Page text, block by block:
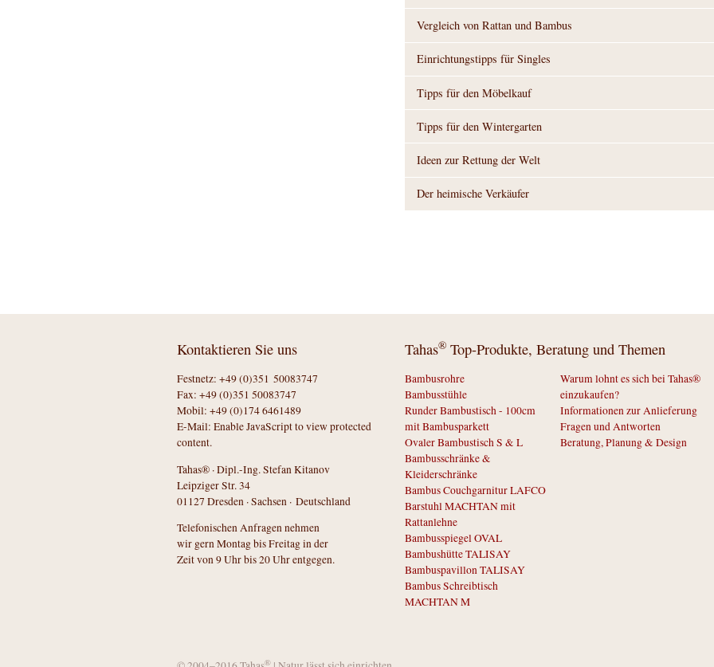
Vergleich von Rattan und Bambus
Einrichtungstipps für Singles
Tipps für den Möbelkauf
Tipps für den Wintergarten
Ideen zur Rettung der Welt
Der heimische Verkäufer
Kontaktieren Sie uns
Festnetz: +49 (0)351 50083747
Fax: +49 (0)351 50083747
Mobil: +49 (0)174 6461489
E-Mail: Enable JavaScript to view protected
content.
Tahas® · Dipl.-Ing. Stefan Kitanov
Leipziger Str. 34
01127 Dresden · Sachsen · Deutschland
Telefonischen Anfragen nehmen
wir gern Montag bis Freitag in der
Zeit von 9 Uhr bis 20 Uhr entgegen.
Tahas® Top-Produkte, Beratung und Themen
Bambusrohre
Bambusstühle
Runder Bambustisch - 100cm
mit Bambusparkett
Ovaler Bambustisch S & L
Bambusschränke &
Kleiderschränke
Bambus Couchgarnitur LAFCO
Barstuhl MACHTAN mit
Rattanlehne
Bambusspiegel OVAL
Bambushütte TALISAY
Bambuspavillon TALISAY
Bambus Schreibtisch
MACHTAN M
Warum lohnt es sich bei Tahas®
einzukaufen?
Informationen zur Anlieferung
Fragen und Antworten
Beratung, Planung & Design
®